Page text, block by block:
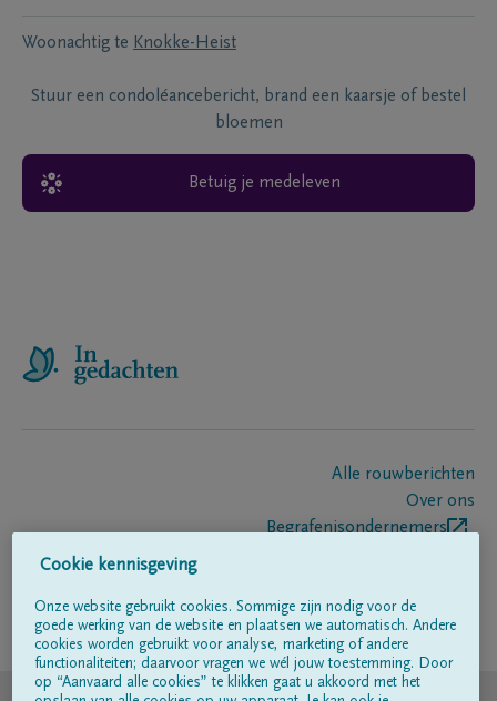
Woonachtig te Knokke-Heist
Stuur een condoléancebericht, brand een kaarsje of bestel
bloemen
Betuig je medeleven
Alle rouwberichten
Over ons
Begrafenisondernemers
Volg ons op
Cookie kennisgeving
Onze website gebruikt cookies. Sommige zijn nodig voor de
goede werking van de website en plaatsen we automatisch. Andere
cookies worden gebruikt voor analyse, marketing of andere
functionaliteiten; daarvoor vragen we wél jouw toestemming. Door
op “Aanvaard alle cookies” te klikken gaat u akkoord met het